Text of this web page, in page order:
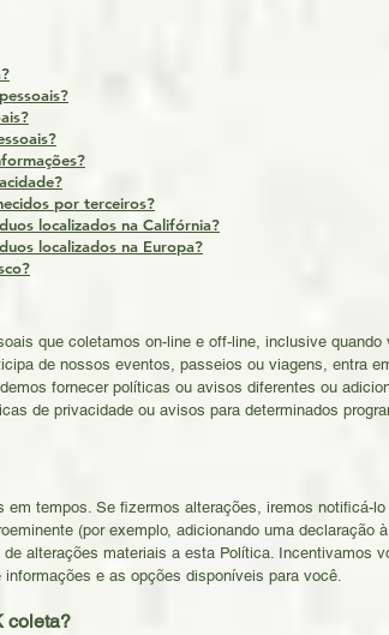
por terceiros?
localizados na Califórnia?
localizados na Europa?
que coletamos on-line e off-line, inclusive
de nossos eventos, passeios ou viagens, entra
fornecer políticas ou avisos diferentes ou
de privacidade ou avisos para determinados
tempos. Se fizermos alterações, iremos notificá-
(por exemplo, adicionando uma declaração
alterações materiais a esta Política. Incentivamos
e as opções disponíveis para você.
coleta?